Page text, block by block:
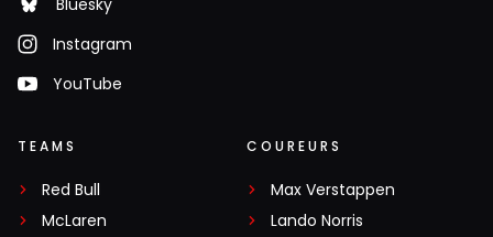
Bluesky
Instagram
YouTube
TEAMS
Red Bull
McLaren
COUREURS
Max Verstappen
Lando Norris